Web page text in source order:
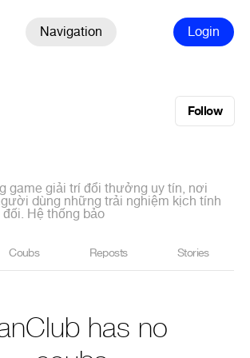
Navigation Login
Follow
game giải trí đổi thưởng uy tín, nơi
dùng những trải nghiệm kịch tính
Hệ thống bảo
Coubs Reposts Stories
has no